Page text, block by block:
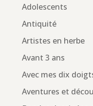
Adolescents
Antiquité
Artistes en herbe
Avant 3 ans
Avec mes dix
Aventures et